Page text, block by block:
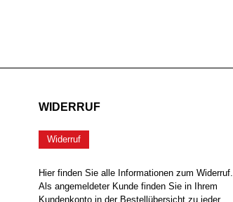
WIDERRUF
Widerruf
Hier finden Sie alle Informationen zum Widerruf.
Als angemeldeter Kunde finden Sie in Ihrem
Kundenkonto in der Bestellübersicht zu jeder